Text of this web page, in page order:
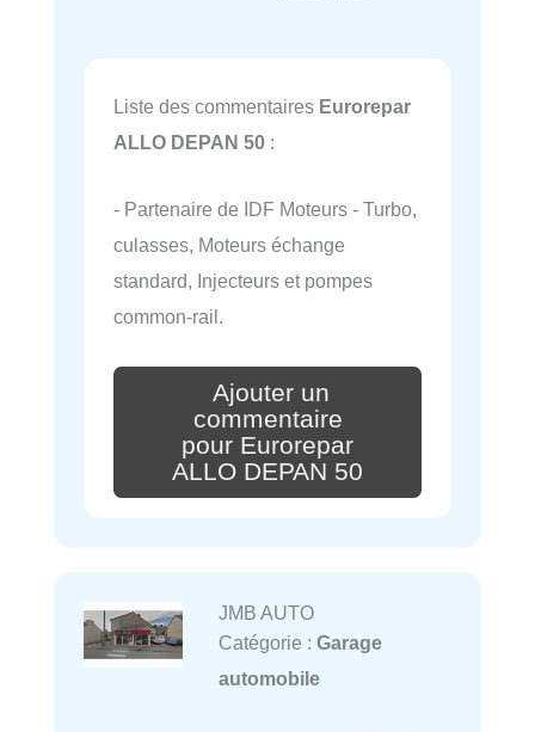
Liste des commentaires Eurorepar
ALLO DEPAN 50 :
- Partenaire de IDF Moteurs - Turbo,
culasses, Moteurs échange
standard, Injecteurs et pompes
common-rail.
Ajouter un
commentaire
pour Eurorepar
ALLO DEPAN 50
JMB AUTO
Catégorie : Garage
automobile